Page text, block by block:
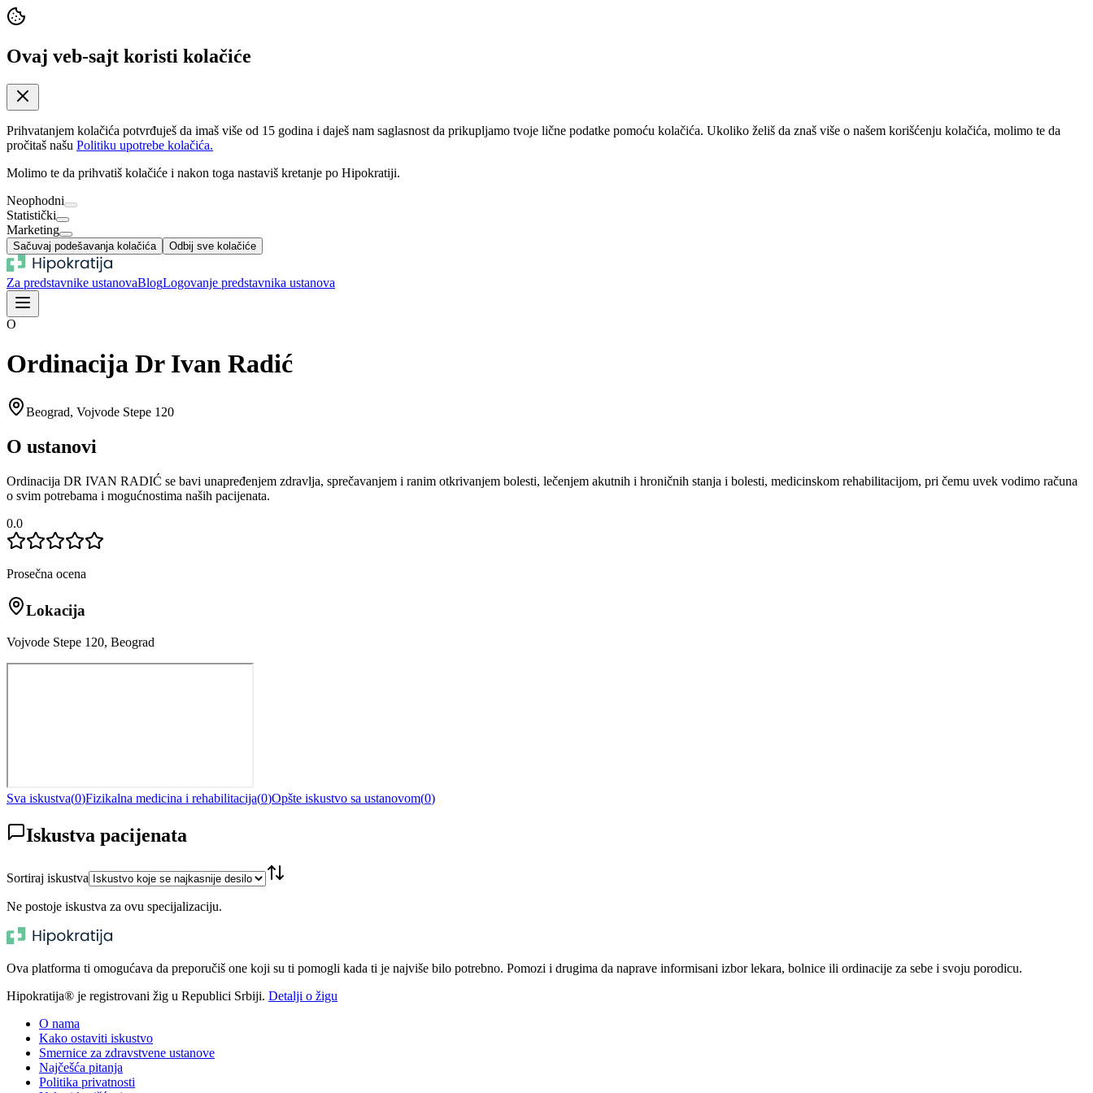
Ovaj veb-sajt koristi kolačiće
Prihvatanjem kolačića potvrđuješ da imaš više od 15 godina i daješ nam saglasnost da prikupljamo tvoje lične podatke pomoću kolačića. Ukoliko želiš da znaš više o našem korišćenju kolačića, molimo te da
pročitaš našu Politiku upotrebe kolačića.
Molimo te da prihvatiš kolačiće i nakon toga nastaviš kretanje po Hipokratiji.
Neophodni
Statistički
Marketing
Sačuvaj podešavanja kolačića Odbij sve kolačiće
Za predstavnike ustanovaBlogLogovanje predstavnika ustanova
O
Ordinacija Dr Ivan Radić
Beograd, Vojvode Stepe 120
O ustanovi
Ordinacija DR IVAN RADIĆ se bavi unapređenjem zdravlja, sprečavanjem i ranim otkrivanjem bolesti, lečenjem akutnih i hroničnih stanja i bolesti, medicinskom rehabilitacijom, pri čemu uvek vodimo računa
o svim potrebama i mogućnostima naših pacijenata.
0.0
Prosečna ocena
Lokacija
Vojvode Stepe 120, Beograd
Sva iskustva(0)Fizikalna medicina i rehabilitacija(0)Opšte iskustvo sa ustanovom(0)
Iskustva pacijenata
Sortiraj iskustva
Ne postoje iskustva za ovu specijalizaciju.
Ova platforma ti omogućava da preporučiš one koji su ti pomogli kada ti je najviše bilo potrebno. Pomozi i drugima da naprave informisani izbor lekara, bolnice ili ordinacije za sebe i svoju porodicu.
Hipokratija® je registrovani žig u Republici Srbiji. Detalji o žigu
O nama
Kako ostaviti iskustvo
Smernice za zdravstvene ustanove
Najčešća pitanja
Politika privatnosti